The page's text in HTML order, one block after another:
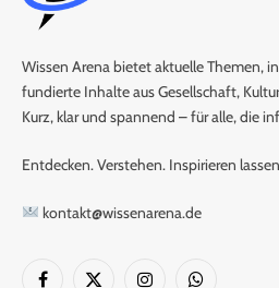
Wissen Arena bietet aktuelle Themen,
fundierte Inhalte aus Gesellschaft,
Kurz, klar und spannend – für alle, die
Entdecken. Verstehen. Inspirieren
kontakt@wissenarena.de